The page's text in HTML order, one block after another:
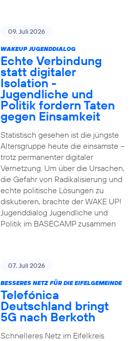
09. Juli 2026
WAKEUP JUGENDDIALOG
Echte Verbindung
statt digitaler
Isolation -
Jugendliche und
Politik fordern Taten
gegen Einsamkeit
Statistisch gesehen ist die jüngste
Altersgruppe heute die einsamste –
trotz permanenter digitaler
Vernetzung. Um über die Ursachen,
die Gefahr von Radikalisierung und
echte politische Lösungen zu
diskutieren, brachte der WAKE UP!
Jugenddialog Jugendliche und
Politik im BASECAMP zusammen
07. Juli 2026
BESSERES NETZ FÜR DIE EIFELGEMEINDE
Telefónica
Deutschland bringt
5G nach Berkoth
Schnelleres Netz im Eifelkreis